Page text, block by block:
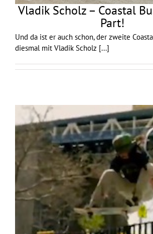
Vladik Scholz – Coastal
Part!
Und da ist er auch schon, der zweite
diesmal mit Vladik Scholz [...]